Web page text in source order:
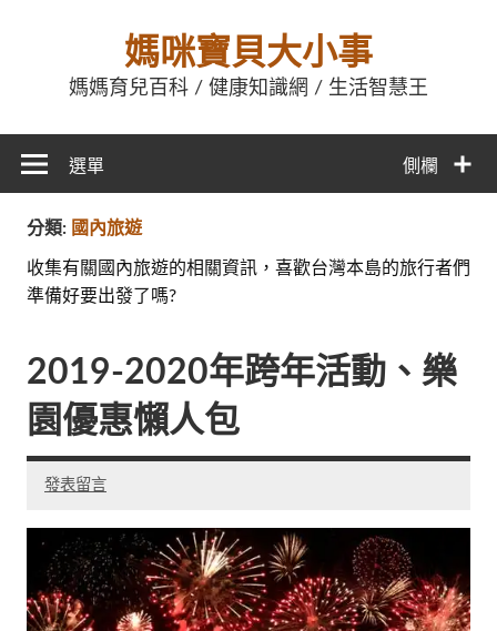
媽咪寶貝大小事
媽媽育兒百科 / 健康知識網 / 生活智慧王
側欄
選單
分類: 國內旅遊
收集有關國內旅遊的相關資訊，喜歡台灣本島的旅行者們
準備好要出發了嗎?
2019-2020年跨年活動、樂
園優惠懶人包
發表留言